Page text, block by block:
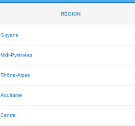
RÉGION
Guyane
Midi-Pyrénées
Rhône-Alpes
Aquitaine
Centre